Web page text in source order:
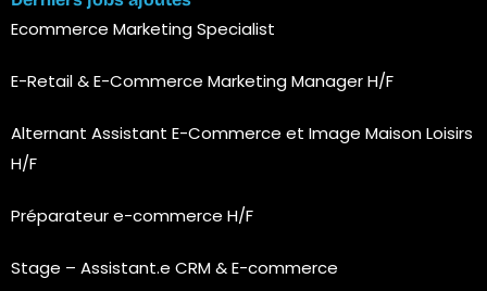
Ecommerce Marketing Specialist
E-Retail & E-Commerce Marketing Manager H/F
Alternant Assistant E-Commerce et Image Maison Loisirs
H/F
Préparateur e-commerce H/F
Stage – Assistant.e CRM & E-commerce